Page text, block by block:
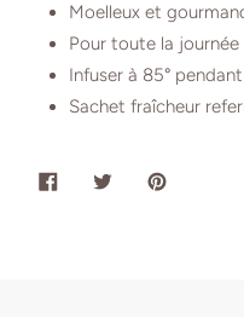
Moelleux et
Pour toute la journée
Infuser à 85°
Sachet fraîcheur
PARTAGERTWEETER